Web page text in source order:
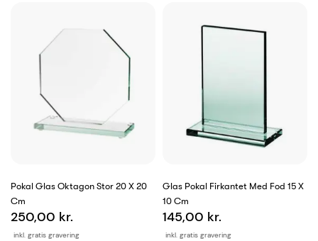
Pokal Glas Oktagon Stor 20 X 20
Cm
inkl. gratis gravering
250,00 kr.
Glas Pokal Firkantet Med Fod 15 X
10 Cm
inkl. gratis gravering
145,00 kr.